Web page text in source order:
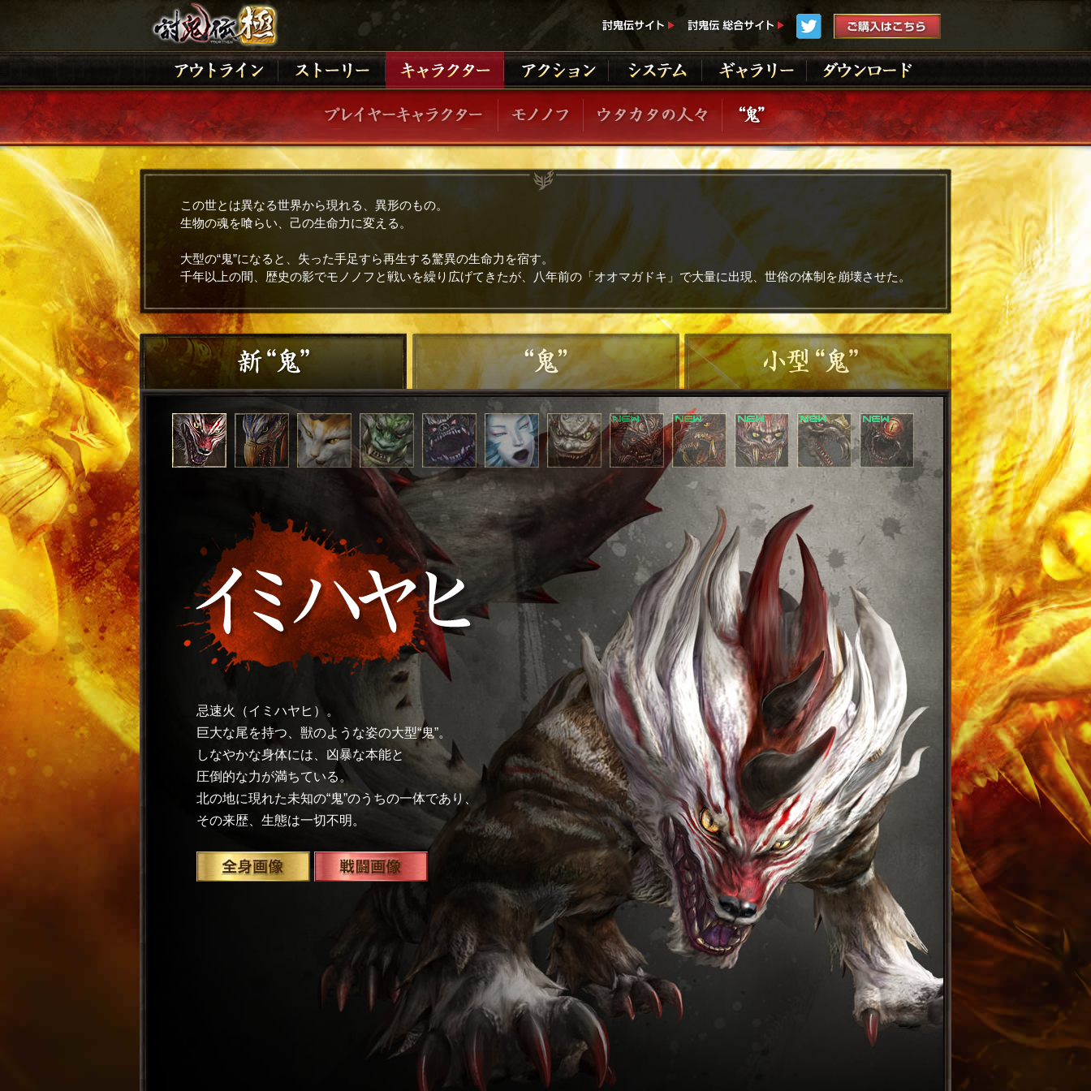
この世とは異なる世界から現れる、異形のもの。
生物の魂を喰らい、己の生命力に変える。
大型の“鬼”になると、失った手足すら再生する驚異の生命力を宿す。
千年以上の間、歴史の影でモノノフと戦いを繰り広げてきたが、八年前の「オオマガドキ」で大量に出現、世俗の体制を崩壊させた。
忌速火（イミハヤヒ）。
巨大な尾を持つ、獣のような姿の大型“鬼”。
しなやかな身体には、凶暴な本能と
圧倒的な力が満ちている。
北の地に現れた未知の“鬼”のうちの一体であり、
その来歴、生態は一切不明。